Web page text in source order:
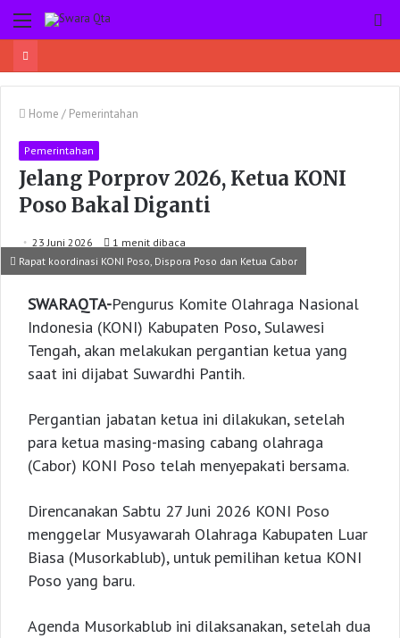
Menu
Home / Pemerintahan
Pemerintahan
Jelang Porprov 2026, Ketua KONI
Poso Bakal Diganti
23 Juni 2026
1 menit dibaca
Rapat koordinasi KONI Poso, Dispora Poso dan Ketua Cabor
SWARAQTA-Pengurus Komite Olahraga Nasional
Indonesia (KONI) Kabupaten Poso, Sulawesi
Tengah, akan melakukan pergantian ketua yang
saat ini dijabat Suwardhi Pantih.
Pergantian jabatan ketua ini dilakukan, setelah
para ketua masing-masing cabang olahraga
(Cabor) KONI Poso telah menyepakati bersama.
Direncanakan Sabtu 27 Juni 2026 KONI Poso
menggelar Musyawarah Olahraga Kabupaten Luar
Biasa (Musorkablub), untuk pemilihan ketua KONI
Poso yang baru.
Agenda Musorkablub ini dilaksanakan, setelah dua